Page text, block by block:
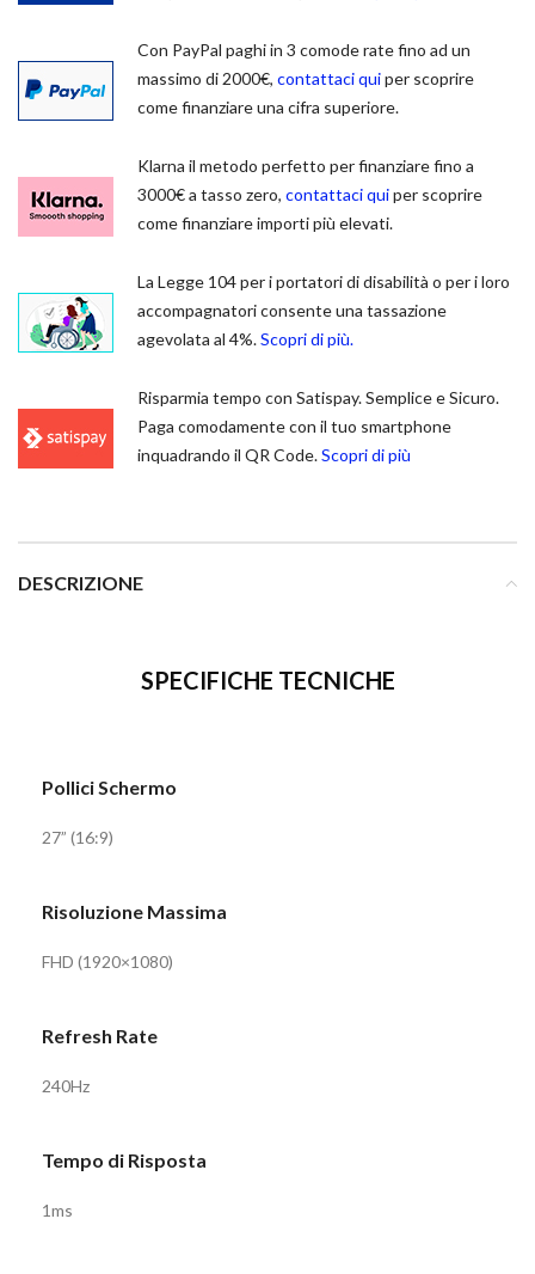
Con PayPal paghi in 3 comode rate fino ad un
massimo di 2000€, contattaci quiper scoprire
come finanziare una cifra superiore.
Klarna il metodo perfetto per finanziare fino a
3000€ a tasso zero, contattaci quiper scoprire
come finanziare importi più elevati.
La Legge 104 per i portatori di disabilità o per i loro
accompagnatori consente una tassazione
agevolata al 4%.Scopri di più.
Risparmia tempo con Satispay. Semplice e Sicuro.
Paga comodamente con il tuo smartphone
inquadrando il QR Code.Scopri di più
DESCRIZIONE
SPECIFICHE TECNICHE
Pollici Schermo
27” (16:9)
Risoluzione Massima
FHD (1920×1080)
Refresh Rate
240Hz
Tempo di Risposta
1ms